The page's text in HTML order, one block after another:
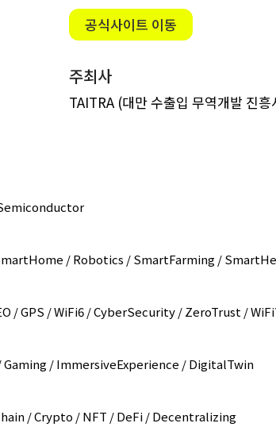
공식사이트 이동
주최사
TAITRA (대만 수출입 무역개발 진흥
/ Robotics / SmartFarming /
/ GPS / WiFi6 / CyberSecurity / ZeroTrust /
Gaming / ImmersiveExperience / DigitalTwin
/ Crypto / NFT / DeFi / Decentralizing